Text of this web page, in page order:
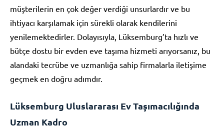
müşterilerin en çok değer verdiği unsurlardır ve bu
ihtiyacı karşılamak için sürekli olarak kendilerini
yenilemektedirler. Dolayısıyla, Lüksemburg’ta hızlı ve
bütçe dostu bir evden eve taşıma hizmeti arıyorsanız, bu
alandaki tecrübe ve uzmanlığa sahip firmalarla iletişime
geçmek en doğru adımdır.
Lüksemburg Uluslararası Ev Taşımacılığında
Uzman Kadro